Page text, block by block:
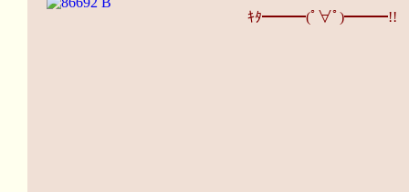
ｷﾀ━━━(ﾟ∀ﾟ)━━━!!